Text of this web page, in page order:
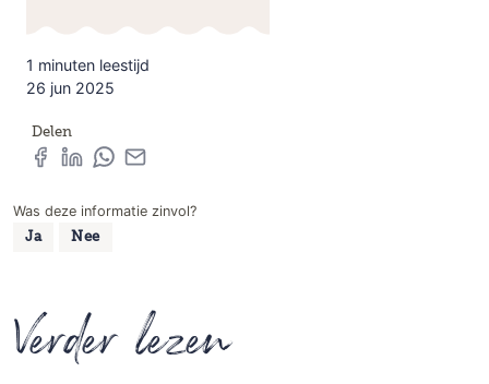
1 minuten leestijd
26 jun 2025
Delen
Was deze informatie zinvol?
Ja Nee
Verder lezen